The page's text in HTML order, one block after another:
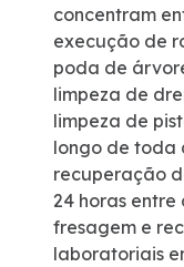
Canal de
concentram
execução de
poda de
limpeza de
limpeza de
longo de toda
recuperação
24 horas entre
fresagem e
laboratoriais